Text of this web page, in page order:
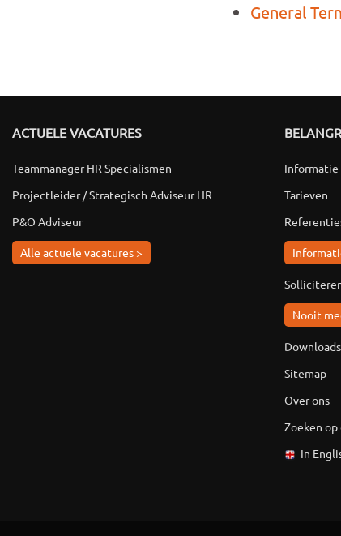
General
ACTUELE VACATURES
Teammanager HR Specialismen
Projectleider / Strategisch Adviseur HR
P&O Adviseur
Alle actuele vacatures >
Informatie
Tarieven
Nooit
Downloads
Sitemap
Over ons
Zoeken
In